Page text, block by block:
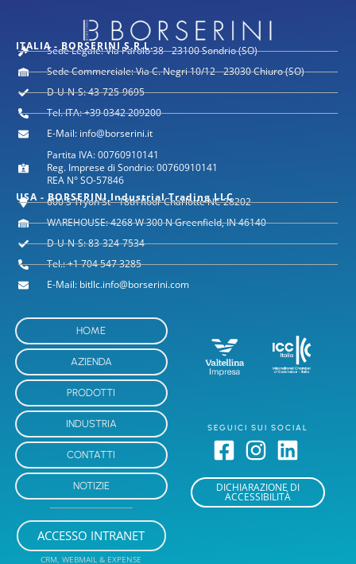
ITALIA - BORSERINI S.R.L.
Sede Legale: Via Parolo 38 - 23100 Sondrio (SO)
Sede Commerciale: Via C. Negri 10/12 - 23030 Chiuro (SO)
D-U-N-S: 43-725-9695
Tel. ITA: +39 0342 209200
E-Mail: info@borserini.it
Partita IVA: 00760910141
Reg. Imprese di Sondrio: 00760910141
REA N° SO-57846
USA - BORSERINI Industrial Trading LLC
600 S Tryon St - 18th floor Charlotte NC 28202
WAREHOUSE: 4268 W 300 N Greenfield, IN 46140
D-U-N-S: 83-324-7534
Tel.: +1 704 547 3285
E-Mail: bitllc.info@borserini.com
HOME
AZIENDA
PRODOTTI
INDUSTRIA
CONTATTI
NOTIZIE
ACCESSO INTRANET
CRM, WEBMAIL & EXPENSE
SEGUICI SUI SOCIAL
DICHIARAZIONE DI
ACCESSIBILITÀ